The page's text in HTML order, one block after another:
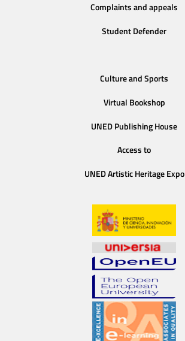
Complaints and appeals
Student Defender
Culture and Sports
Virtual Bookshop
UNED Publishing House
Access to
UNED Artistic Heritage Expo